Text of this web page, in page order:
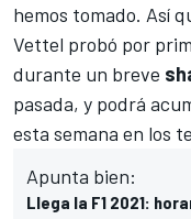
hemos tomado. Así
Vettel probó por
durante un breve
pasada, y podrá
esta semana en los
Apunta bien:
Llega la F1 2021: